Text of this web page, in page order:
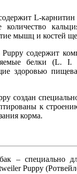
L-карнитин
количество
мышц и костей
содержит
белки (L. I.
здоровью
создан
к
корма.
– специально
Puppy